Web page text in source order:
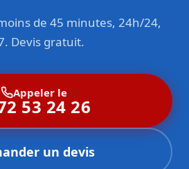
de 45 minutes, 24h/24,
Devis gratuit.
Appeler le
53 24 26
un devis